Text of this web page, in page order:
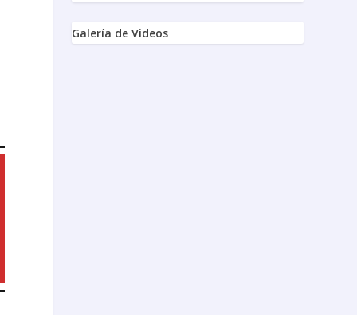
Galería de Videos